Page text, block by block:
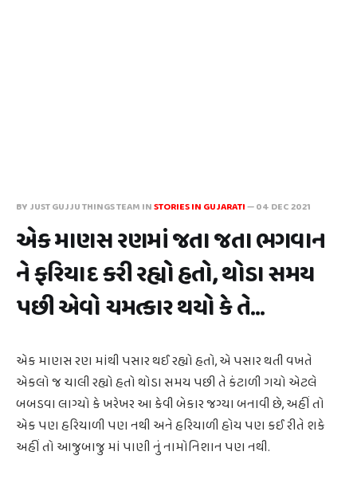
BY JUST GUJJU THINGS TEAM INSTORIES IN GUJARATI—04 DEC 2021
એક માણસ રણમાં જતા જતા ભગવાન
ને ફરિયાદ કરી રહ્યો હતો, થોડા સમય
પછી એવો ચમત્કાર થયો કે તે...
એક માણસ રણ માંથી પસાર થઈ રહ્યો હતો, એ પસાર થતી વખતે
એકલો જ ચાલી રહ્યો હતો થોડા સમય પછી તે કંટાળી ગયો એટલે
બબડવા લાગ્યો કે ખરેખર આ કેવી બેકાર જગ્યા બનાવી છે, અહીં તો
એક પણ હરિયાળી પણ નથી અને હરિયાળી હોય પણ કઈ રીતે શકે
અહીં તો આજુબાજુ માં પાણી નું નામોનિશાન પણ નથી.